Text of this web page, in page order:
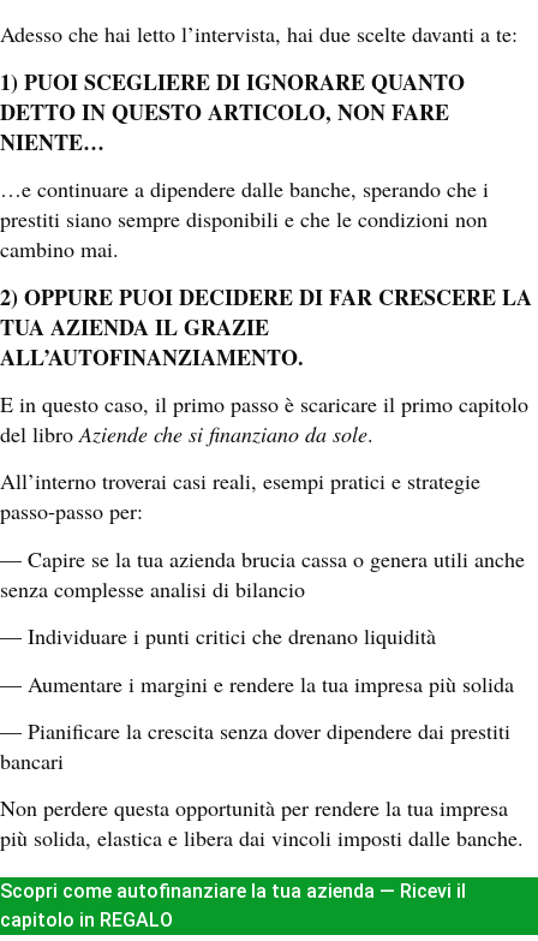
Adesso che hai letto l’intervista, hai due scelte davanti a te:
1) PUOI SCEGLIERE DI IGNORARE QUANTO
DETTO IN QUESTO ARTICOLO, NON FARE
NIENTE…
…e continuare a dipendere dalle banche, sperando che i
prestiti siano sempre disponibili e che le condizioni non
cambino mai.
2) OPPURE PUOI DECIDERE DI FAR CRESCERE LA
TUA AZIENDA IL GRAZIE
ALL’AUTOFINANZIAMENTO.
E in questo caso, il primo passo è scaricare il primo capitolo
del libroAziende che si finanziano da sole.
All’interno troverai casi reali, esempi pratici e strategie
passo-passo per:
— Capire se la tua azienda brucia cassa o genera utili anche
senza complesse analisi di bilancio
— Individuare i punti critici che drenano liquidità
— Aumentare i margini e rendere la tua impresa più solida
— Pianificare la crescita senza dover dipendere dai prestiti
bancari
Non perdere questa opportunità per rendere la tua impresa
più solida, elastica e libera dai vincoli imposti dalle banche.
Scopri come autofinanziare la tua azienda — Ricevi il
capitolo in REGALO